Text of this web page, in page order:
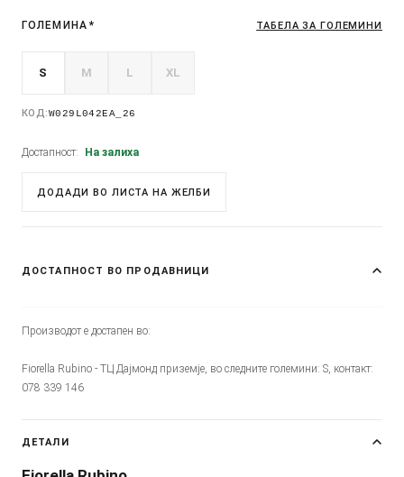
ГОЛЕМИНА * ТАБЕЛА ЗА ГОЛЕМИНИ
S M L XL
КОД:W029L042EA_26
Достапност: На залиха
ДОДАДИ ВО ЛИСТА НА ЖЕЛБИ
ДОСТАПНОСТ ВО ПРОДАВНИЦИ
Производот е достапен во:
Fiorella Rubino - ТЦ Дајмонд приземје, во следните големини: S, контакт:
078 339 146
ДЕТАЛИ